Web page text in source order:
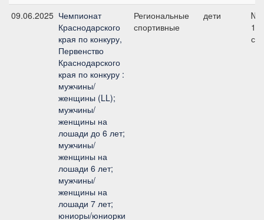
09.06.2025 Чемпионат
Краснодарского
края по конкуру,
Первенство
Краснодарского
края по конкуру :
мужчины/
женщины (LL);
мужчины/
женщины на
лошади до 6 лет;
мужчины/
женщины на
лошади 6 лет;
мужчины/
женщины на
лошади 7 лет;
юниоры/юниорки
Региональные
спортивные
дети
см